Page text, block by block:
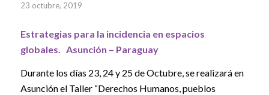
23 octubre, 2019
Estrategias para la incidencia en espacios
globales. Asunción – Paraguay
Durante los días 23, 24 y 25 de Octubre, se realizará en
Asunción el Taller “Derechos Humanos, pueblos